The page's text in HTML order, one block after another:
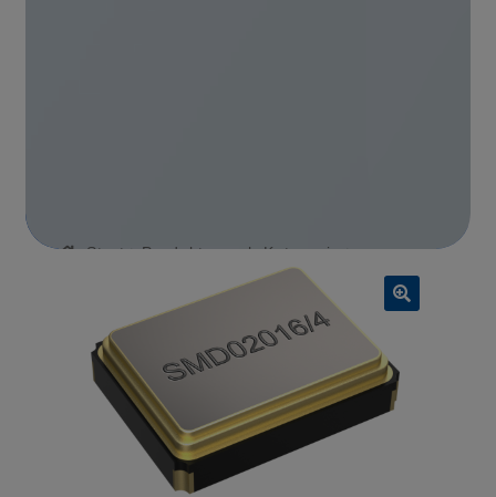
Start
Produkte nach Kategorie
QEU9310112